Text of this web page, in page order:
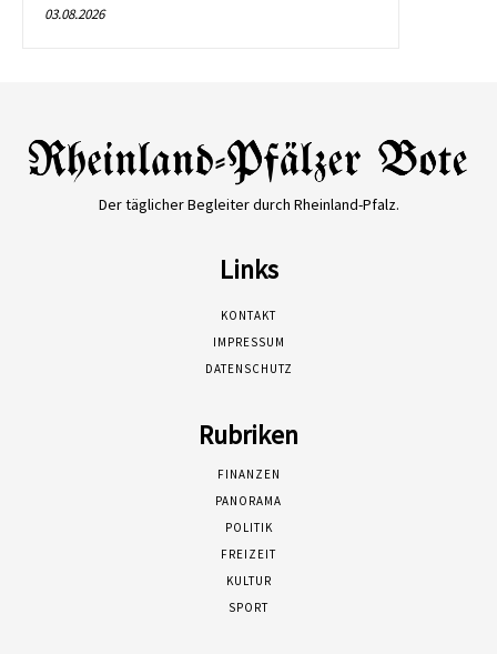
03.08.2026
Der täglicher Begleiter durch Rheinland-Pfalz.
Links
KONTAKT
IMPRESSUM
DATENSCHUTZ
Rubriken
FINANZEN
PANORAMA
POLITIK
FREIZEIT
KULTUR
SPORT